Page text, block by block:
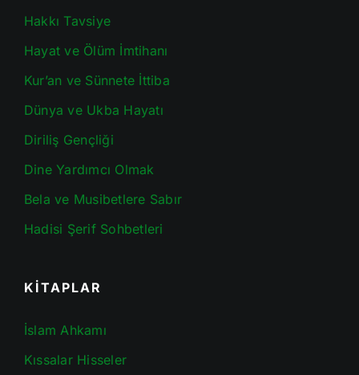
Hakkı Tavsiye
Hayat ve Ölüm İmtihanı
Kur’an ve Sünnete İttiba
Dünya ve Ukba Hayatı
Diriliş Gençliği
Dine Yardımcı Olmak
Bela ve Musibetlere Sabır
Hadisi Şerif Sohbetleri
KİTAPLAR
İslam Ahkamı
Kıssalar Hisseler